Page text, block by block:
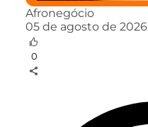
Afronegócio
05 de agosto de 2026
0